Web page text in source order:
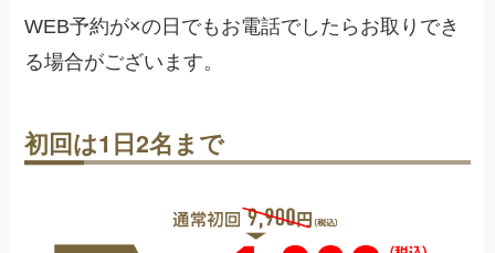
WEB予約が×の日でもお電話でしたらお取りでき
る場合がございます。
初回は1日2名まで